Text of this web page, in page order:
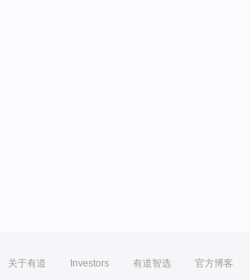
关于有道 Investors 有道智选 官方博客